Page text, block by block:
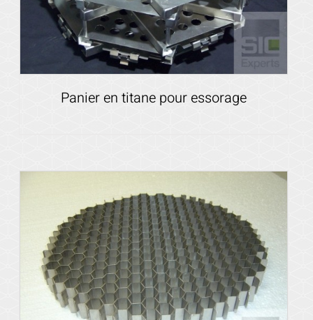
Voir les détails
Panier en titane pour essorage